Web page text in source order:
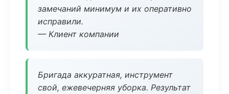
замечаний минимум и их оперативно
исправили.
— Клиент компании
Бригада аккуратная, инструмент
свой, ежевечерняя уборка. Результат